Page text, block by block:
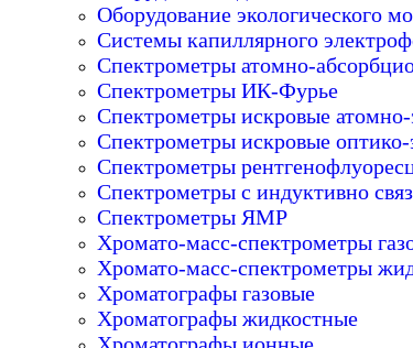
Оборудование экологического
Системы капиллярного
Спектрометры атомно-
Спектрометры ИК-Фурье
Спектрометры искровые
Спектрометры искровые
Спектрометры
Спектрометры с индуктивно
Спектрометры ЯМР
Хромато-масс-спектрометры
Хромато-масс-спектрометры
Хроматографы газовые
Хроматографы жидкостные